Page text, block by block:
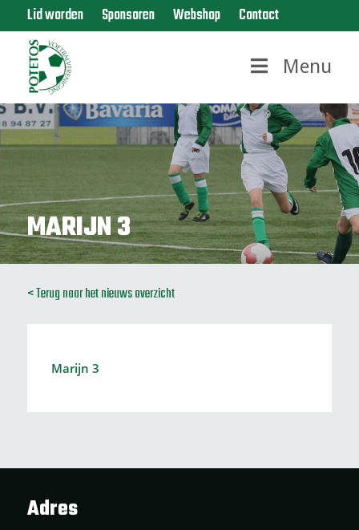
Lid worden Sponsoren Webshop Contact
Menu
MARIJN 3
< Terug naar het nieuws overzicht
Marijn 3
Adres